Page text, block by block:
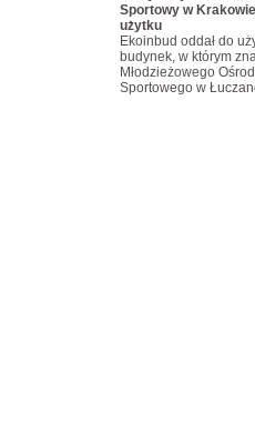
Sportowy w
użytku
Ekoinbud oddał do
budynek, w którym
Młodzieżowego
Sportowego w